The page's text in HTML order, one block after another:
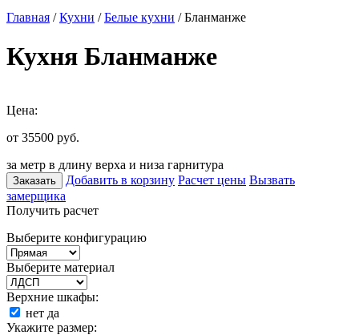
Главная /Кухни /Белые кухни / Бланманже
Кухня Бланманже
Цена:
от 35500 руб.
за метр в длину верха и низа гарнитура
Заказать Добавить в корзину Расчет цены Вызвать
замерщика
Получить расчет
Выберите конфигурацию
Выберите материал
Верхние шкафы:
нет да
Укажите размер: